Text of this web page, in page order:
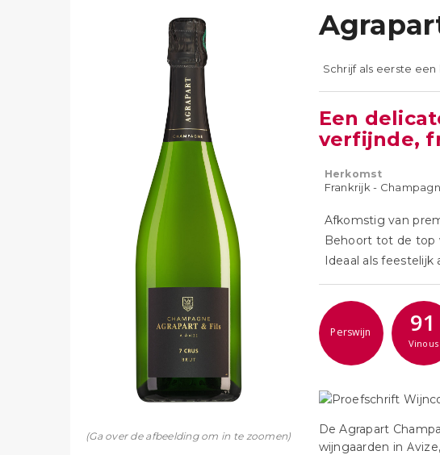
(Ga over de afbeelding om in te zoomen)
Schrijf als eerste
Een
verfijnde,
Herkomst
Frankrijk -
Afkomstig van
Behoort tot de top
Ideaal als
Perswijn 91
Vinous
De Agrapart
wijngaarden in